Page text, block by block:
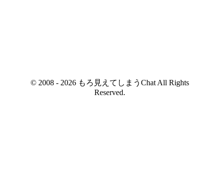
© 2008 - 2026 もろ見えてしまうChat All Rights
Reserved.